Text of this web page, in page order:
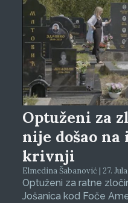
Optuženi za
nije došao na
krivnji
Elmedina Šabanović | 27. Jula
Optuženi za ratne
Jošanica kod Foče